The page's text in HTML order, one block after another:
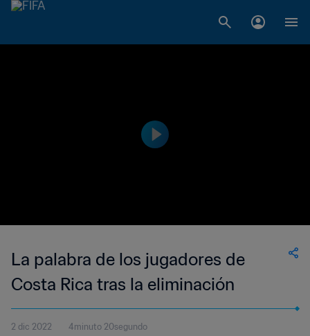
La palabra de los jugadores de
Costa Rica tras la eliminación
2 dic 2022 4minuto 20segundo